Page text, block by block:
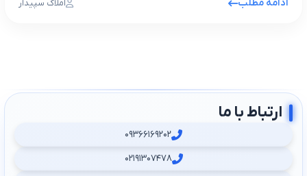
ادامه مطلب املاک سپیدار
ارتباط با ما
۰۹۳۶۶۱۶۹۲۰۲
۰۲۱۹۱۳۰۷۴۷۸